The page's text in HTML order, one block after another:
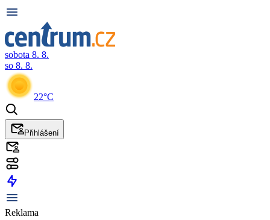
sobota 8. 8.
so 8. 8.
22°C
Přihlášení
Reklama